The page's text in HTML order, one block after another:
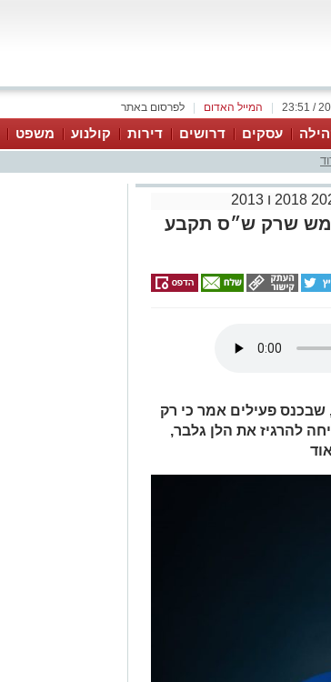
לפרסום באתר המייל האדום
עסקים דרושים דירות קולנוע משפט
שרק ש״ס תקבע
פעילים אמר כי רק
להרגיז את הלן גלבר,